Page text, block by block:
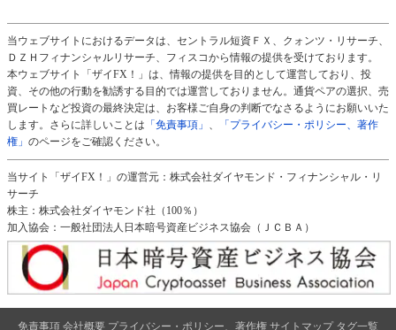
当ウェブサイトにおけるデータは、セントラル短資ＦＸ、クォンツ・リサーチ、
ＤＺＨフィナンシャルリサーチ、フィスコから情報の提供を受けております。
本ウェブサイト「ザイFX！」は、情報の提供を目的として運営しており、投
資、その他の行動を勧誘する目的では運営しておりません。通貨ペアの選択、売
買レートなど投資の最終決定は、お客様ご自身の判断でなさるようにお願いいた
します。さらに詳しいことは 「免責事項」 、
「プライバシー・ポリシー、著作
権」 のページをご確認ください。
当サイト「ザイFX！」の運営元：株式会社ダイヤモンド・フィナンシャル・リ
サーチ
株主：株式会社ダイヤモンド社（100％）
加入協会：一般社団法人日本暗号資産ビジネス協会（ＪＣＢＡ）
免責事項 会社概要 プライバシー・ポリシー、著作権 サイトマップ タグ一覧